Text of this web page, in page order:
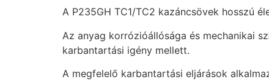
A P235GH TC1/TC2 kazáncsövek hosszú
Az anyag korrózióállósága és mechanikai
karbantartási igény mellett.
A megfelelő karbantartási eljárások